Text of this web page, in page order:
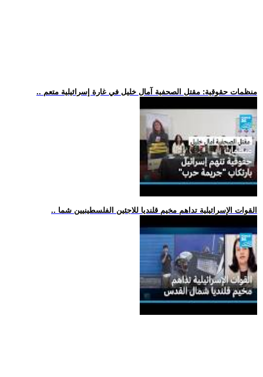
.. منظمات حقوقية: مقتل الصحفية آمال خليل في غارة إسرائيلية متعم
.. القوات الإسرائيلية تداهم مخيم قلنديا للاجئين الفلسطينيين شما